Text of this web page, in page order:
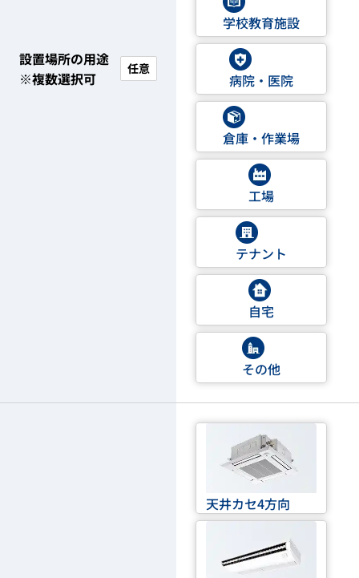
設置場所の用途
※複数選択可
任意
学校教育施設
病院・医院
倉庫・作業場
工場
テナント
自宅
その他
天井カセ4方向